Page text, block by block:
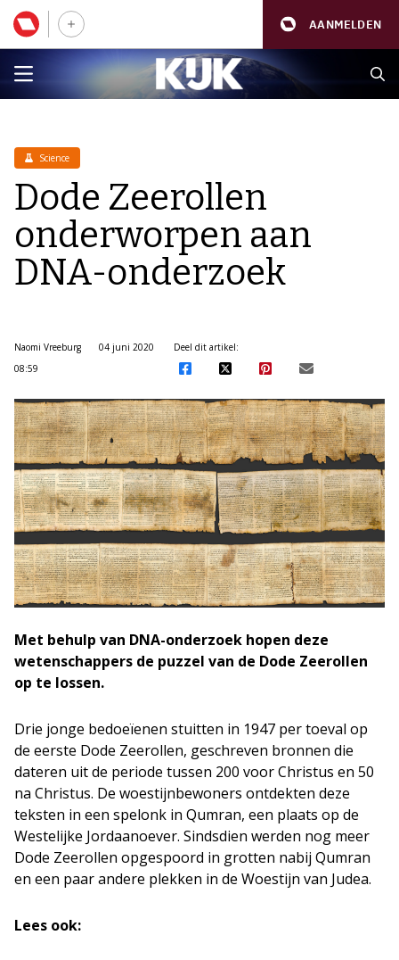
AANMELDEN
Science
Dode Zeerollen
onderworpen aan
DNA-onderzoek
Naomi Vreeburg
04 juni 2020
08:59
Deel dit artikel:
Met behulp van DNA-onderzoek hopen deze
wetenschappers de puzzel van de Dode Zeerollen
op te lossen.
Drie jonge bedoeïenen stuitten in 1947 per toeval op
de eerste Dode Zeerollen, geschreven bronnen die
dateren uit de periode tussen 200 voor Christus en 50
na Christus. De woestijnbewoners ontdekten deze
teksten in een spelonk in Qumran, een plaats op de
Westelijke Jordaanoever. Sindsdien werden nog meer
Dode Zeerollen opgespoord in grotten nabij Qumran
en een paar andere plekken in de Woestijn van Judea.
Lees ook: